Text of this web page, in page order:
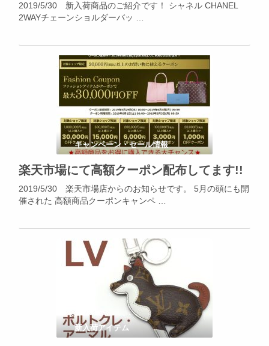
2019/5/30 新入荷商品のご紹介です！ シャネル CHANEL
2WAYチェーンショルダーバッ …
キャンペーン・セール情報
楽天市場にて高額クーポン配布してます!!
2019/5/30 楽天市場店からのお知らせです。 5月の頭にも開
催された 高額商品クーポンキャンペ …
新入荷アイテム